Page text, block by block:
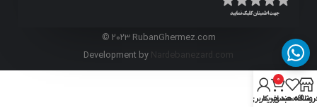
© 2023 RubanGhermez.com
Development by Nardebanezard.com
علاقه مندی
0
سبد خرید
حساب کاربری من